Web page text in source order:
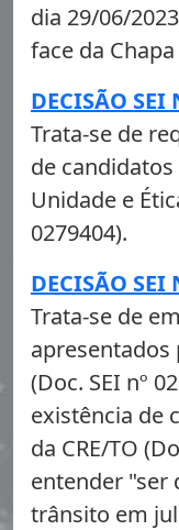
dia 29/06/
face da
DECISÃO SEI
Trata-se de
de
Unidade e
0279404).
DECISÃO SEI
Trata-se de
apresentados
(Doc. SEI nº
existência de
da CRE/TO
entender "ser
trânsito em